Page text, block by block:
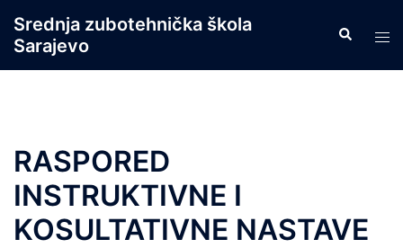
content
Srednja zubotehnička škola
Sarajevo
Search
RASPORED
INSTRUKTIVNE I
KOSULTATIVNE NASTAVE